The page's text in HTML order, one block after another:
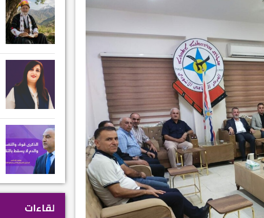
لقاءات